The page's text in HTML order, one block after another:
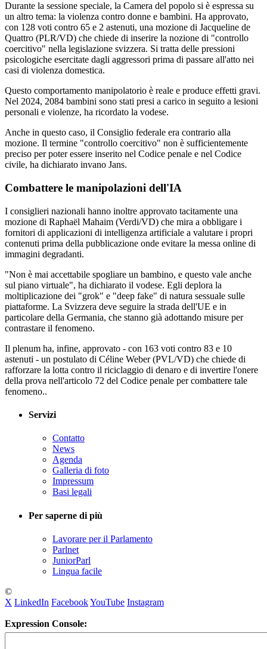
Durante la sessione speciale, la Camera del popolo si è espressa su
un altro tema: la violenza contro donne e bambini. Ha approvato,
con 128 voti contro 65 e 2 astenuti, una mozione di Jacqueline de
Quattro (PLR/VD) che chiede di inserire la nozione di "controllo
coercitivo" nella legislazione svizzera. Si tratta delle pressioni
psicologiche esercitate dagli aggressori prima di passare all'atto nei
casi di violenza domestica.
Questo comportamento manipolatorio è reale e produce effetti gravi.
Nel 2024, 2084 bambini sono stati presi a carico in seguito a lesioni
personali e violenze, ha ricordato la vodese.
Anche in questo caso, il Consiglio federale era contrario alla
mozione. Il termine "controllo coercitivo" non è sufficientemente
preciso per poter essere inserito nel Codice penale e nel Codice
civile, ha dichiarato invano Jans.
Combattere le manipolazioni dell'IA
I consiglieri nazionali hanno inoltre approvato tacitamente una
mozione di Raphaël Mahaim (Verdi/VD) che mira a obbligare i
fornitori di applicazioni di intelligenza artificiale a valutare i propri
contenuti prima della pubblicazione onde evitare la messa online di
immagini degradanti.
"Non è mai accettabile spogliare un bambino, e questo vale anche
sul piano virtuale", ha dichiarato il vodese. Egli deplora la
moltiplicazione dei "grok" e "deep fake" di natura sessuale sulle
piattaforme. La Svizzera deve seguire la strada dell'UE e in
particolare della Germania, che stanno già adottando misure per
contrastare il fenomeno.
Il plenum ha, infine, approvato - con 163 voti contro 83 e 10
astenuti - un postulato di Céline Weber (PVL/VD) che chiede di
rafforzare la lotta contro il riciclaggio di denaro e di invertire l'onere
della prova nell'articolo 72 del Codice penale per combattere tale
fenomeno..
Servizi
Contatto
News
Agenda
Galleria di foto
Impressum
Basi legali
Per saperne di più
Lavorare per il Parlamento
Parlnet
JuniorParl
Lingua facile
©
X LinkedIn FacebookYouTube Instagram
Expression Console: